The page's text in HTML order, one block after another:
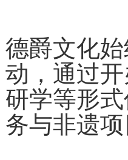
德爵文化
动，通过
研学等形
务与非遗